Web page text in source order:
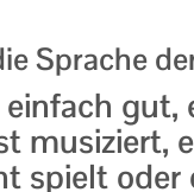
Sprache
gut,
musiziert,
spielt oder